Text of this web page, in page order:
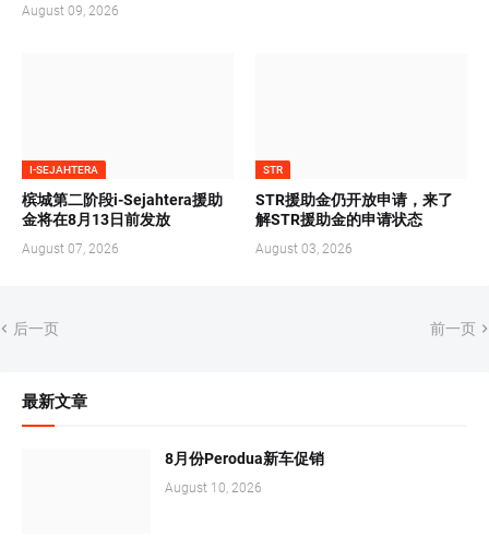
August 09, 2026
I-SEJAHTERA
槟城第二阶段i-Sejahtera援助
金将在8月13日前发放
August 07, 2026
STR
STR援助金仍开放申请，来了
解STR援助金的申请状态
August 03, 2026
后一页 前一页
最新文章
8月份Perodua新车促销
August 10, 2026